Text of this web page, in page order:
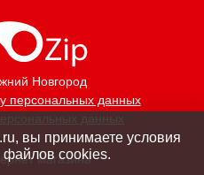
Новгород
персональных данных
данных
магазина
вы принимаете условия
файлов cookies.